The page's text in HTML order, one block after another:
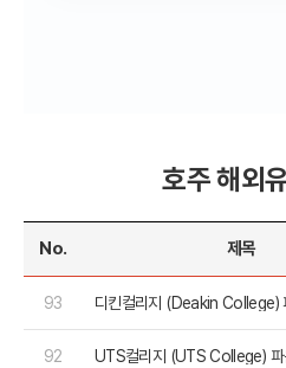
호주 해외
No. 제목
93
디킨컬리지 (Deakin College)
92
UTS컬리지 (UTS College) 파